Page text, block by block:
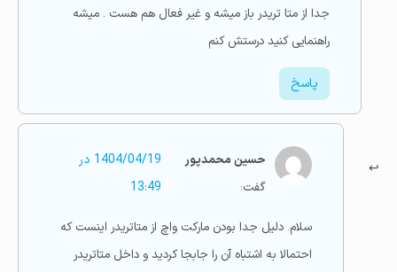
جدا از متا تریدر باز میشه و غیر فعال هم هست . میشه
راهنمایی کنید درستش کنم
پاسخ
حسین محمدپور
گفت:
1404/04/19 در
13:49
سلام. دلیل جدا بودن مارکت واچ از متاتریدر اینست که
احتمالا به اشتباه آن را جابجا کردید و داخل متاتریدر